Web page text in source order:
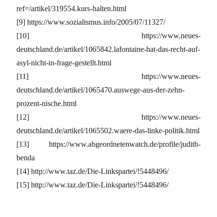
ref=/artikel/319554.kurs-halten.html
[9] https://www.sozialismus.info/2005/07/11327/
[10] https://www.neues-
deutschland.de/artikel/1065842.lafontaine-hat-das-recht-auf-
asyl-nicht-in-frage-gestellt.html
[11] https://www.neues-
deutschland.de/artikel/1065470.auswege-aus-der-zehn-
prozent-nische.html
[12] https://www.neues-
deutschland.de/artikel/1065502.waere-das-linke-politik.html
[13] https://www.abgeordnetenwatch.de/profile/judith-
benda
[14] http://www.taz.de/Die-Linkspartei/!5448496/
[15] http://www.taz.de/Die-Linkspartei/!5448496/